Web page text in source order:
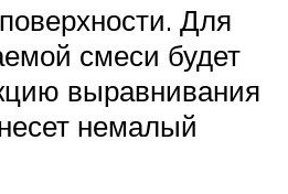
Для
смеси будет
выравнивания
немалый